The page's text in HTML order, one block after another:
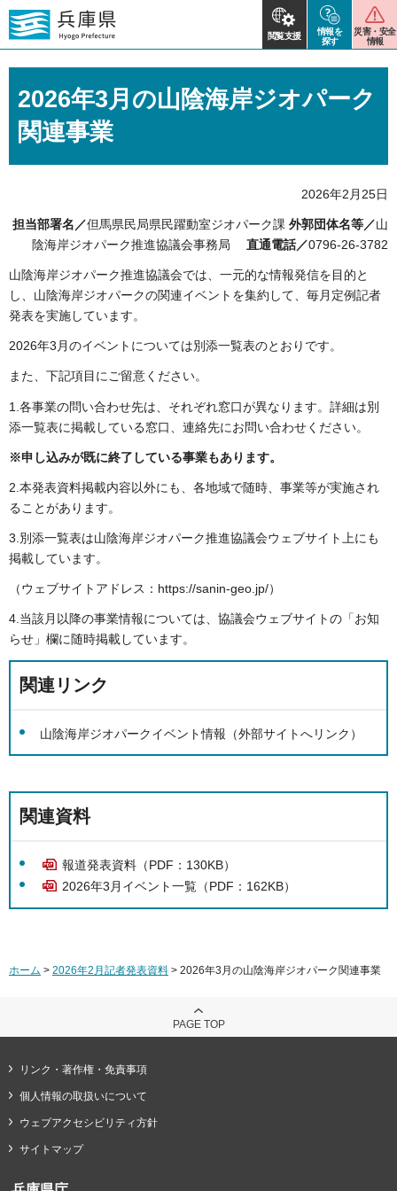
閲覧支援
情報を
探す
災害・安全
情報
2026年3月の山陰海岸ジオパーク
関連事業
2026年2月25日
担当部署名／但馬県民局県民躍動室ジオパーク課 外郭団体名等／山
陰海岸ジオパーク推進協議会事務局 直通電話／0796-26-3782
山陰海岸ジオパーク推進協議会では、一元的な情報発信を目的と
し、山陰海岸ジオパークの関連イベントを集約して、毎月定例記者
発表を実施しています。
2026年3月のイベントについては別添一覧表のとおりです。
また、下記項目にご留意ください。
1.各事業の問い合わせ先は、それぞれ窓口が異なります。詳細は別
添一覧表に掲載している窓口、連絡先にお問い合わせください。
※申し込みが既に終了している事業もあります。
2.本発表資料掲載内容以外にも、各地域で随時、事業等が実施され
ることがあります。
3.別添一覧表は山陰海岸ジオパーク推進協議会ウェブサイト上にも
掲載しています。
（ウェブサイトアドレス：https://sanin-geo.jp/）
4.当該月以降の事業情報については、協議会ウェブサイトの「お知
らせ」欄に随時掲載しています。
関連リンク
山陰海岸ジオパークイベント情報（外部サイトへリンク）
関連資料
報道発表資料（PDF：130KB）
2026年3月イベント一覧（PDF：162KB）
ホーム > 2026年2月記者発表資料 > 2026年3月の山陰海岸ジオパーク関連事業
PAGE TOP
リンク・著作権・免責事項
個人情報の取扱いについて
ウェブアクセシビリティ方針
サイトマップ